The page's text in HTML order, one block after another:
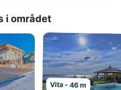
i området
Vita - 46 m